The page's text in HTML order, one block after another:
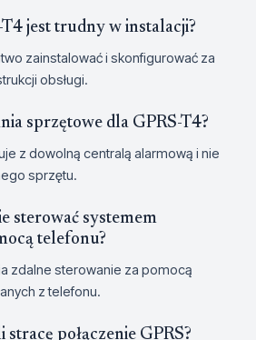
jest trudny w instalacji?
zainstalować i skonfigurować za
obsługi.
sprzętowe dla GPRS-T4?
z dowolną centralą alarmową i nie
sprzętu.
sterować systemem
telefonu?
zdalne sterowanie za pomocą
z telefonu.
stracę połączenie GPRS?